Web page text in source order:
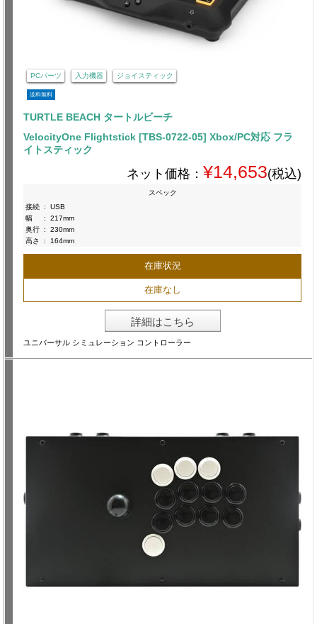
PCパーツ 入力機器 ジョイスティック
送料無料
TURTLE BEACH タートルビーチ
VelocityOne Flightstick [TBS-0722-05] Xbox/PC対応 フラ
イトスティック
ネット価格： ¥14,653(税込)
スペック
接続 :
USB
幅
:
217mm
奥行 :
230mm
高さ
: 164mm
在庫状況
在庫なし
詳細はこちら
ユニバーサル シミュレーション コントローラー